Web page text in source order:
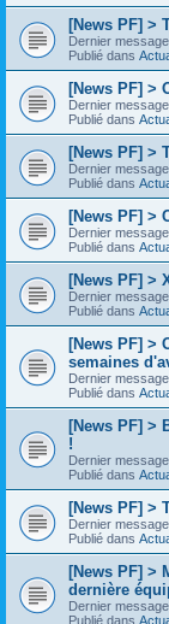
[News PF] >
Dernier
Publié dans
[News PF] >
Dernier
Publié dans
[News PF] >
Dernier
Publié dans
[News PF] >
Dernier
Publié dans
[News PF] >
Dernier
Publié dans
[News PF] >
semaines
Dernier
Publié dans
[News PF] >
!
Dernier
Publié dans
[News PF] >
Dernier
Publié dans
[News PF] >
dernière
Dernier
Publié dans